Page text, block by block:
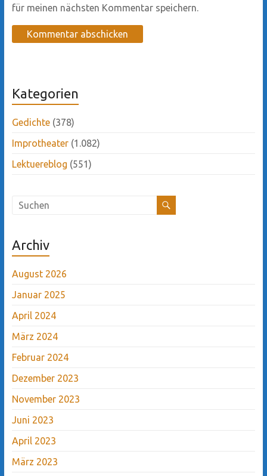
für meinen nächsten Kommentar speichern.
Kategorien
Gedichte(378)
Improtheater(1.082)
Lektuereblog (551)
Archiv
August 2026
Januar 2025
April 2024
März 2024
Februar 2024
Dezember 2023
November 2023
Juni 2023
April 2023
März 2023